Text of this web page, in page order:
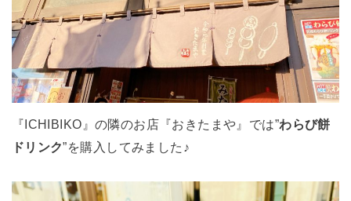
『ICHIBIKO』の隣のお店『おきたまや』では”わらび餅
ドリンク”を購入してみました♪